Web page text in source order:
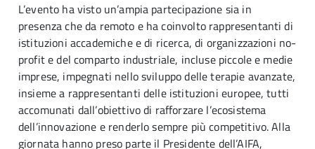
L’evento ha visto un’ampia partecipazione sia in
presenza che da remoto e ha coinvolto rappresentanti di
istituzioni accademiche e di ricerca, di organizzazioni no-
profit e del comparto industriale, incluse piccole e medie
imprese, impegnati nello sviluppo delle terapie avanzate,
insieme a rappresentanti delle istituzioni europee, tutti
accomunati dall’obiettivo di rafforzare l’ecosistema
dell’innovazione e renderlo sempre più competitivo. Alla
giornata hanno preso parte il Presidente dell’AIFA,